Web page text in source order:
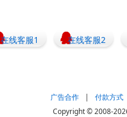
在线客服1 在线客服2
广告合作 |
付款方式
Copyright © 2008-